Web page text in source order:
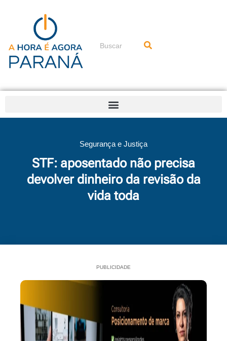
conteúdo
Pesquisar
Segurança e Justiça
STF: aposentado não precisa
devolver dinheiro da revisão da
vida toda
PUBLICIDADE